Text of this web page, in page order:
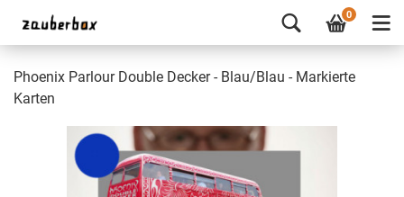
0
Phoenix Parlour Double Decker - Blau/Blau - Markierte
Karten